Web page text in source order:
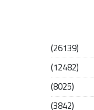
(26139)
(12482)
(8025)
(3842)